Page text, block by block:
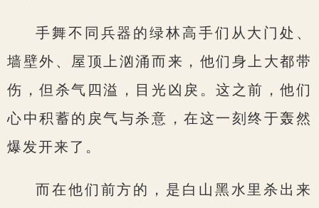
手舞不同兵器的绿林高手们从大门处、
墙壁外、屋顶上汹涌而来，他们身上大都带
伤，但杀气四溢，目光凶戾。这之前，他们
心中积蓄的戾气与杀意，在这一刻终于轰然
爆发开来了。
而在他们前方的，是白山黑水里杀出来